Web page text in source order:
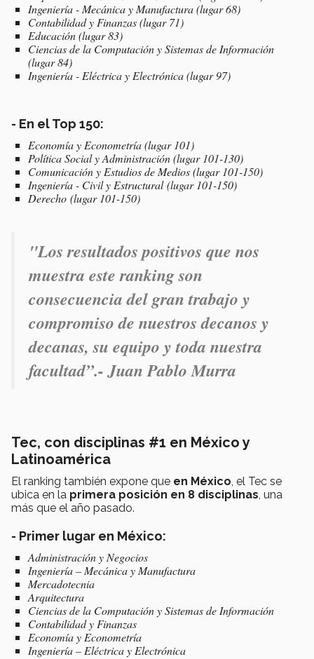
Ingeniería - Mecánica y Manufactura (lugar 68)
Contabilidad y Finanzas (lugar 71)
Educación (lugar 83)
Ciencias de la Computación y Sistemas de Información
(lugar 84)
Ingeniería - Eléctrica y Electrónica (lugar 97)
- En el Top 150:
Economía y Econometría (lugar 101)
Política Social y Administración (lugar 101-130)
Comunicación y Estudios de Medios (lugar 101-150)
Ingeniería - Civil y Estructural (lugar 101-150)
Derecho (lugar 101-150)
"Los resultados positivos que nos
muestra este ranking son
consecuencia del gran trabajo y
compromiso de nuestros decanos y
decanas, su equipo y toda nuestra
facultad”.- Juan Pablo Murra
Tec, con disciplinas #1 en México y
Latinoamérica
El ranking también expone que en México, el Tec se
ubica en la primera posición en 8 disciplinas, una
más que el año pasado.
- Primer lugar en México:
Administración y Negocios
Ingeniería – Mecánica y Manufactura
Mercadotecnia
Arquitectura
Ciencias de la Computación y Sistemas de Información
Contabilidad y Finanzas
Economía y Econometría
Ingeniería – Eléctrica y Electrónica